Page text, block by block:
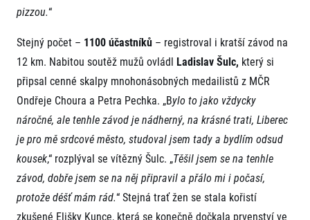
Informace o webu
Informace o cookies
Podmínky GDPR
© 2026 RunCzech s.r.o.
pizzou.“
Stejný počet – 1100 účastníků – registroval i kratší závod na
12 km. Nabitou soutěž mužů ovládl Ladislav Šulc, který si
připsal cenné skalpy mnohonásobných medailistů z MČR
Ondřeje Choura a Petra Pechka. „Bylo to jako vždycky
náročné, ale tenhle závod je nádherný, na krásné trati, Liberec
je pro mě srdcové město, studoval jsem tady a bydlím odsud
kousek,“ rozplýval se vítězný Šulc. „Těšil jsem se na tenhle
závod, dobře jsem se na něj připravil a přálo mi i počasí,
protože déšť mám rád.“ Stejná trať žen se stala kořistí
zkušené Elišky Kunce, která se konečně dočkala prvenství ve